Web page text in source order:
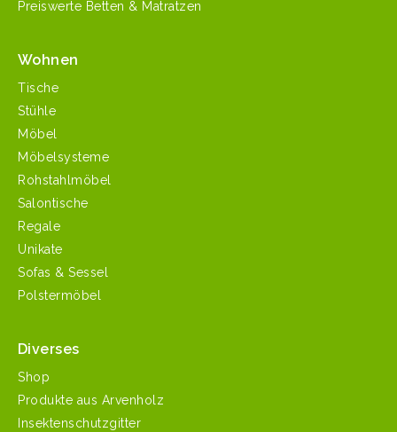
Preiswerte Betten & Matratzen
Wohnen
Tische
Stühle
Möbel
Möbelsysteme
Rohstahlmöbel
Salontische
Regale
Unikate
Sofas & Sessel
Polstermöbel
Diverses
Shop
Produkte aus Arvenholz
Insektenschutzgitter